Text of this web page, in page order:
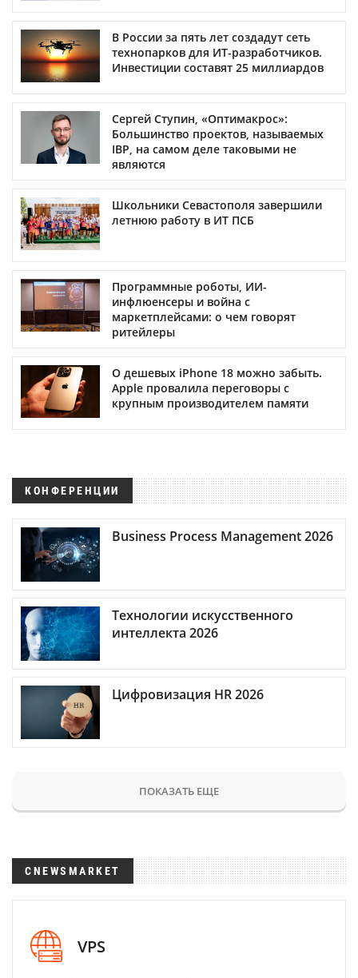
В России за пять лет создадут сеть
технопарков для ИТ-разработчиков.
Инвестиции составят 25 миллиардов
Сергей Ступин, «Оптимакрос»:
Большинство проектов, называемых
IBP, на самом деле таковыми не
являются
Школьники Севастополя завершили
летнюю работу в ИТ ПСБ
Программные роботы, ИИ-
инфлюенсеры и война с
маркетплейсами: о чем говорят
ритейлеры
О дешевых iPhone 18 можно забыть.
Apple провалила переговоры с
крупным производителем памяти
КОНФЕРЕНЦИИ
Business Process Management 2026
Технологии искусственного
интеллекта 2026
Цифровизация HR 2026
ПОКАЗАТЬ ЕЩЕ
CNEWSMARKET
VPS